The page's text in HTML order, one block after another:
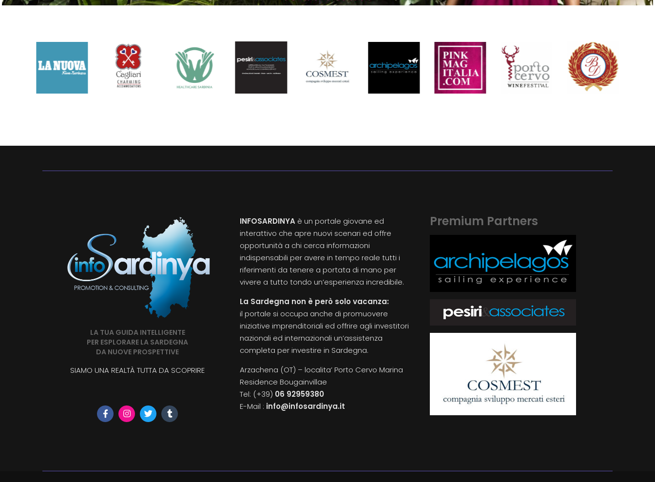
LA TUA GUIDA INTELLIGENTE
PER ESPLORARE LA SARDEGNA
DA NUOVE PROSPETTIVE
SIAMO UNA REALTÀ TUTTA DA SCOPRIRE
INFOSARDINYA è un portale giovane ed
interattivo che apre nuovi scenari ed offre
opportunità a chi cerca informazioni
indispensabili per avere in tempo reale tutti i
riferimenti da tenere a portata di mano per
vivere a tutto tondo un’esperienza incredibile.
La Sardegna non è però solo vacanza:
il portale si occupa anche di promuovere
iniziative imprenditoriali ed offrire agli investitori
nazionali ed internazionali un’assistenza
completa per investire in Sardegna.
Arzachena (OT) – localita’ Porto Cervo Marina
Residence Bougainvillae
Tel: (+39) 06 92959380
E-Mail : info@infosardinya.it
Premium Partners